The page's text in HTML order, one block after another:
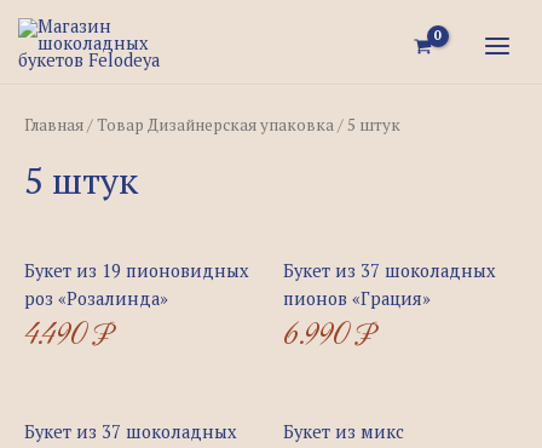
Перейти
содержимому
Главная/ Товар Дизайнерская упаковка / 5 штук
5 штук
Букет из 19 пионовидных
роз «Розалинда»
4.490₽
Букет из 37 шоколадных
пионов «Грация»
6.990₽
Букет из 37 шоколадных
Букет из микс